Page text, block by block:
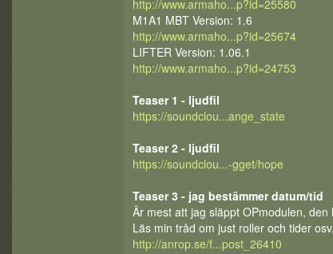
http://www.armaho...p?id=25580
M1A1 MBT Version: 1.6
http://www.armaho...p?id=25674
LIFTER Version: 1.06.1
http://www.armaho...p?id=24753
Teaser 1 - ljudfil
https://soundclou...ange_state
Teaser 2 - ljudfil
https://soundclou...-gget/hope
Teaser 3 - jag bestämmer datum/tid
Är mest att jag släppt OPmodulen,
Läs min tråd om just roller och tider
http://anrop.se/f...post_26410